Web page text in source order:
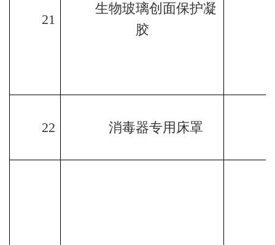
21
生物玻璃创面保护凝
胶
22 消毒器专用床罩